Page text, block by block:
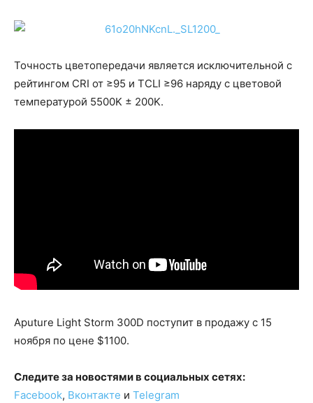
Точность цветопередачи является исключительной с
рейтингом CRI от ≥95 и TCLI ≥96 наряду с цветовой
температурой 5500K ± 200K.
Aputure Light Storm 300D поступит в продажу с 15
ноября по цене $1100.
Следите за новостями в социальных сетях:
Facebook, Вконтакте и Telegram